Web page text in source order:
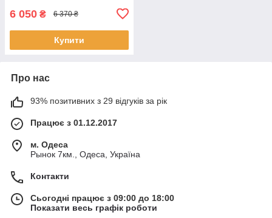
6 050 ₴ 6 370 ₴
Купити
Про нас
93% позитивних з 29 відгуків за рік
Працює з 01.12.2017
м. Одеса
Рынок 7км., Одеса, Україна
Контакти
Сьогодні працює з 09:00 до 18:00
Показати весь графік роботи